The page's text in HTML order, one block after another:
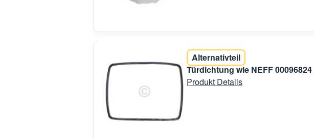
Alternativteil
Türdichtung wie NEFF
Produkt Details